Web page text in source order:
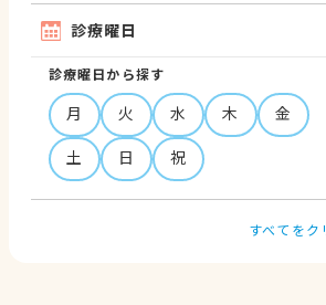
診療曜日
診療曜日から探す
月 火 水 木
金
土
日 祝
すべてをク